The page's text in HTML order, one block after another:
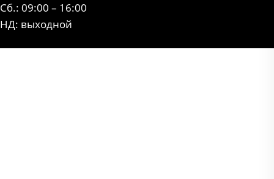
Сб.: 09:00 – 16:00
НД: выходной